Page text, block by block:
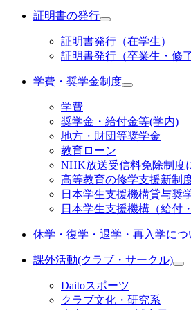
証明書の発行
証明書発行（在学生）
証明書発行（卒業生・修
学費・奨学金制度
学費
奨学金・給付金等(学内)
地方・財団等奨学金
教育ローン
NHK放送受信料免除制度
高等教育の修学支援新制
日本学生支援機構貸与奨
日本学生支援機構（給付
休学・復学・退学・再入学につ
課外活動(クラブ・サークル)
Daitoスポーツ
クラブ文化・研究系